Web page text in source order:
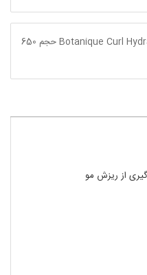
نرم کننده مو Tresemme مدل Botanique Curl Hydration حجم 650
از ریزش مو